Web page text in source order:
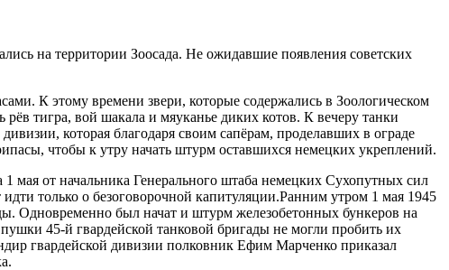
на территории Зоосада. Не ожидавшие появления советских
К этому времени звери, которые содержались в Зоологическом
тигра, вой шакала и мяуканье диких котов. К вечеру танки
которая благодаря своим сапёрам, проделавших в ограде
чтобы к утру начать штурм оставшихся немецких укреплений.
мая от начальника Генерального штаба немецких Сухопутных сил
только о безоговорочной капитуляции.Ранним утром 1 мая 1945
Одновременно был начат и штурм железобетонных бункеров на
45-й гвардейской танковой бригады не могли пробить их
гвардейской дивизии полковник Ефим Марченко приказал